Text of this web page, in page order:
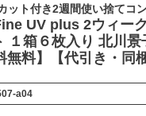
ット付き2週間使い捨てコ
UV plus 2ウィー
１箱６枚入り 北川景
無料】【代引き・同
a04